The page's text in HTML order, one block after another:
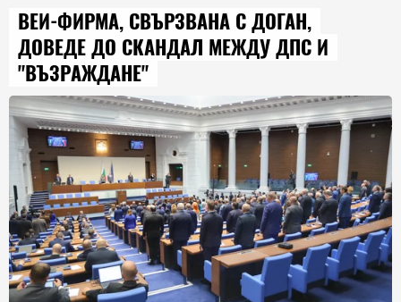
ВЕИ-ФИРМА, СВЪРЗВАНА С ДОГАН,
ДОВЕДЕ ДО СКАНДАЛ МЕЖДУ ДПС И
"ВЪЗРАЖДАНЕ"